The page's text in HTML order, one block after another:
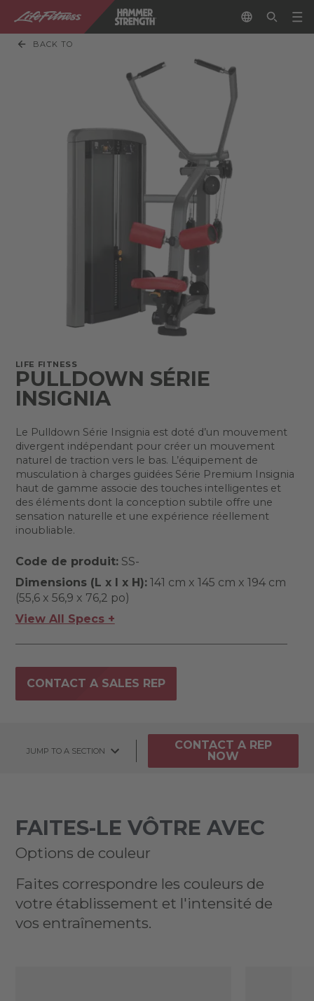
BACK TO
LIFE FITNESS
PULLDOWN SÉRIE
INSIGNIA
Le Pulldown Série Insignia est doté d’un mouvement
divergent indépendant pour créer un mouvement
naturel de traction vers le bas. L’équipement de
musculation à charges guidées Série Premium Insignia
haut de gamme associe des touches intelligentes et
des éléments dont la conception subtile offre une
sensation naturelle et une expérience réellement
inoubliable.
Code de produit:SS-
Dimensions (L x l x H):141 cm x 145 cm x 194 cm
(55,6 x 56,9 x 76,2 po)
View All Specs +
CONTACT A SALES REP
JUMP TO A SECTION
CONTACT A REP
NOW
FAITES-LE VÔTRE AVEC
Options de couleur
Faites correspondre les couleurs de
votre établissement et l'intensité de
vos entraînements.